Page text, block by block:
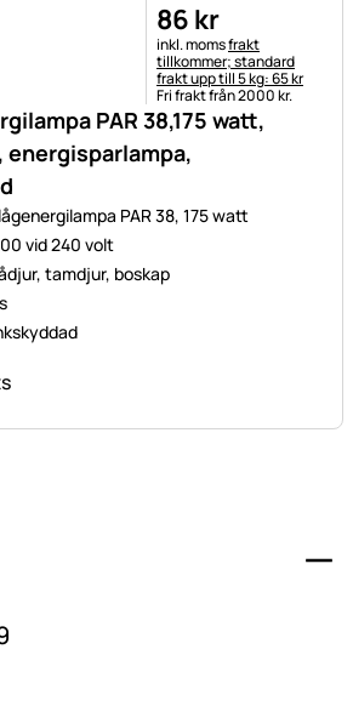
PAR 38,175 watt,
PAR 38, 175 watt
vid 240 volt
tamdjur, boskap
86 kr
Skatteinformation:
inkl. momsfrakt
tillkommer; standard
frakt upp till 5 kg: 65 kr
Fri frakt från 2000 kr.